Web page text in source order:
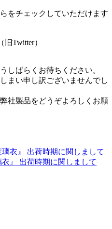
をチェックしていただけます
Twitter）
しばらくお待ちください。
まい申し訳ございませんでし
社製品をどうぞよろしくお願
衣』 出荷時期に関しまして